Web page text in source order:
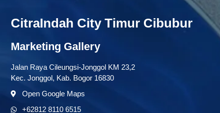
CitraIndah City Timur Cibubur
Marketing Gallery
Jalan Raya Cileungsi-Jonggol KM 23,2
Kec. Jonggol, Kab. Bogor 16830
Open Google Maps
+62812 8110 6515